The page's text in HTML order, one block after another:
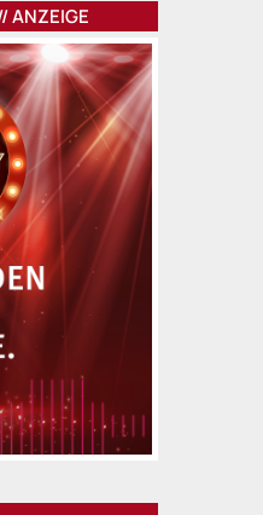
ANZEIGE